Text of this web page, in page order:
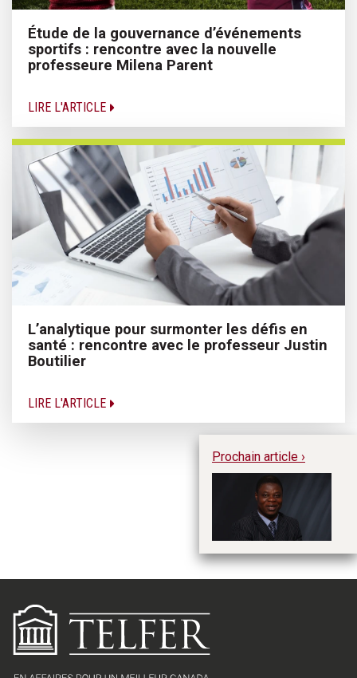
Étude de la gouvernance d’événements
sportifs : rencontre avec la nouvelle
professeure Milena Parent
LIRE L'ARTICLE
L’analytique pour surmonter les défis en
santé : rencontre avec le professeur Justin
Boutilier
LIRE L'ARTICLE
Prochain article ›